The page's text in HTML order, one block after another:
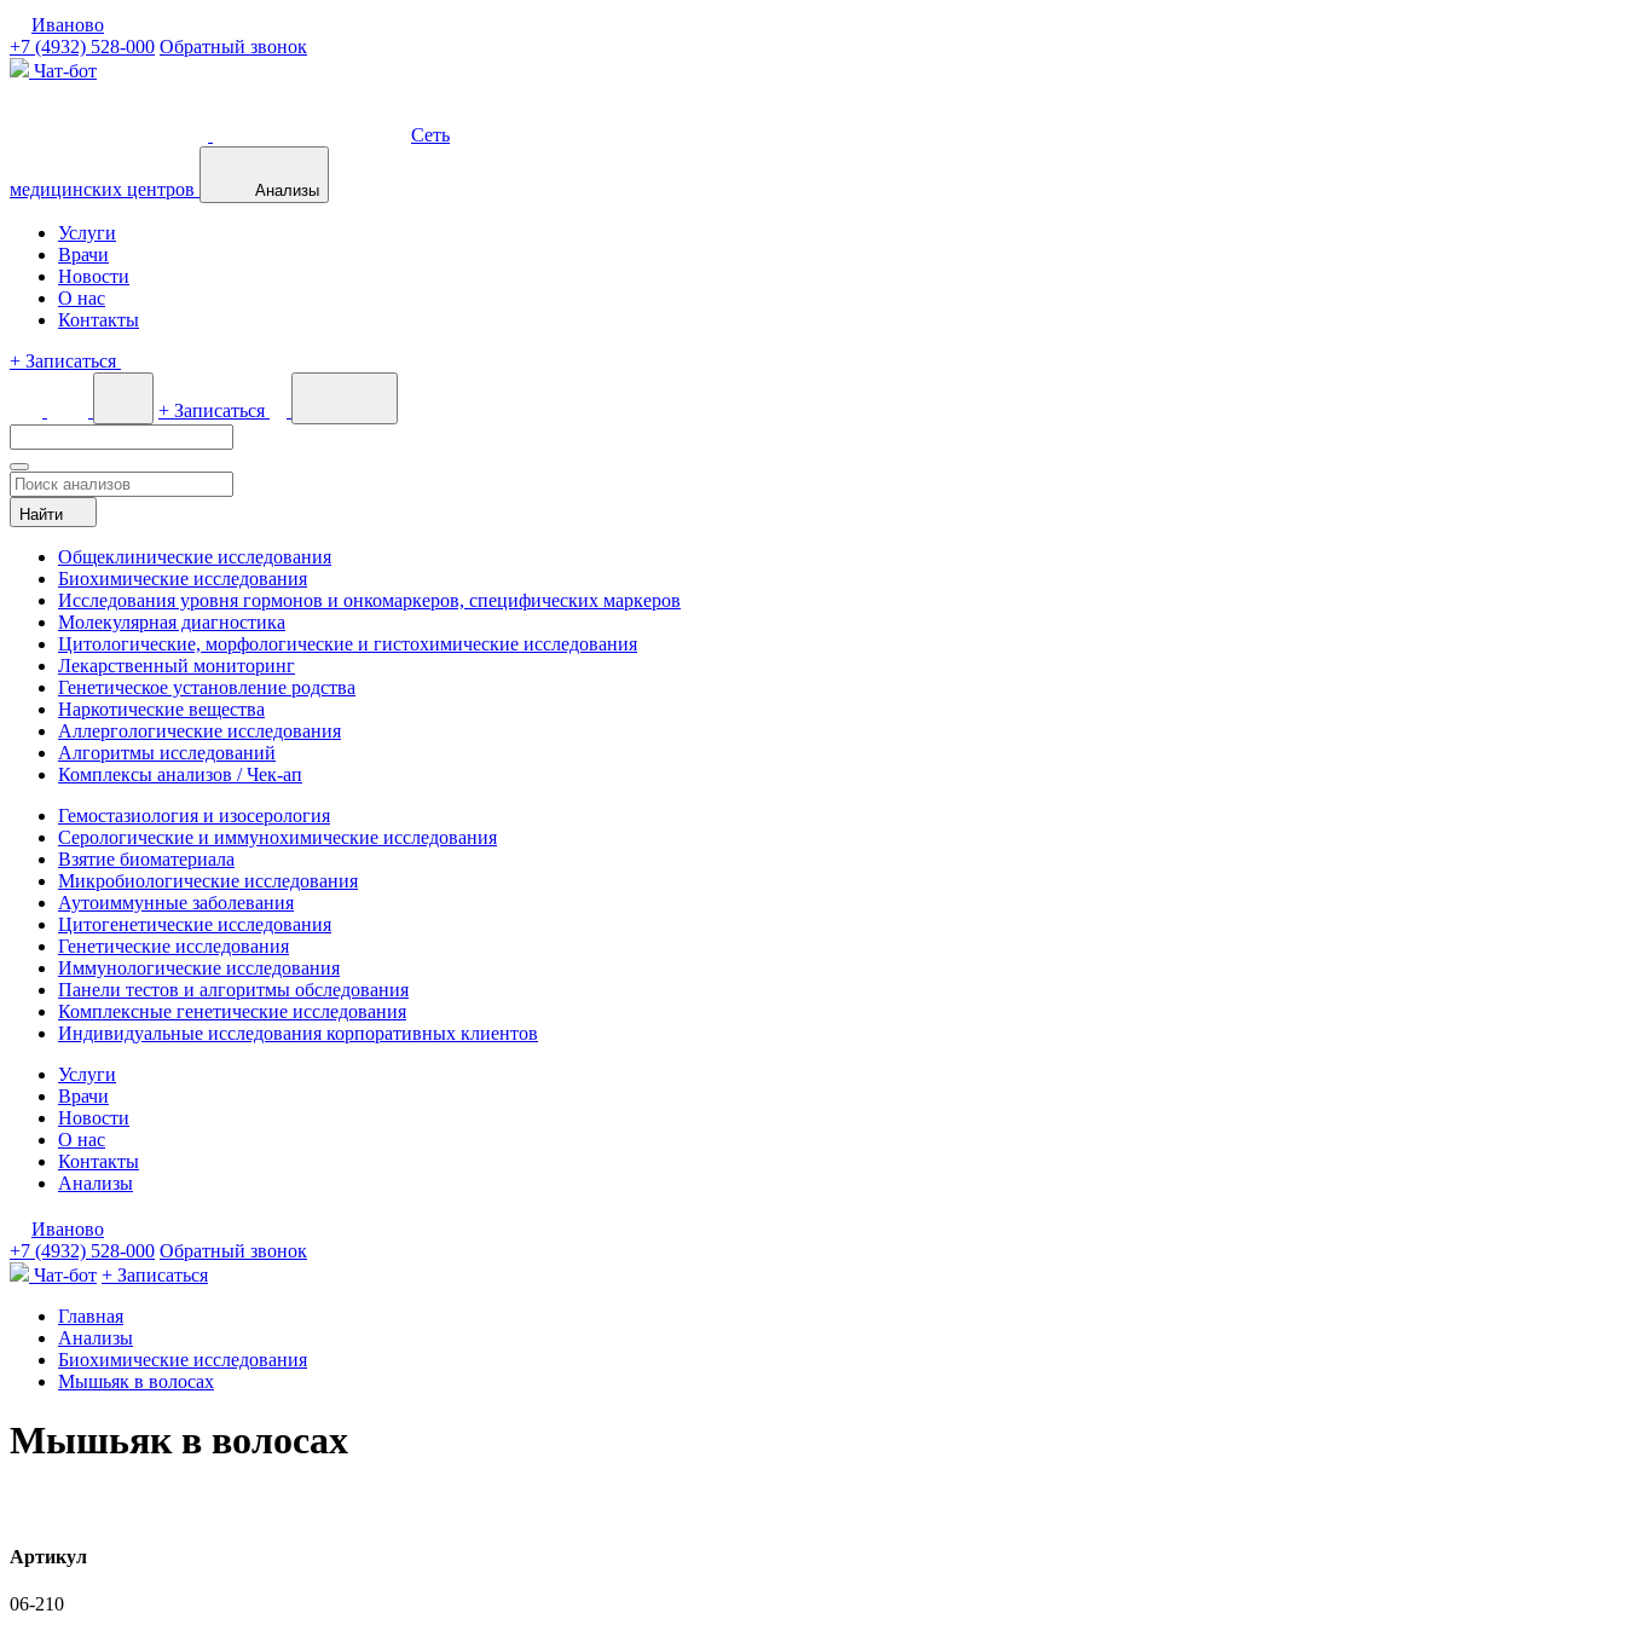
Иваново
+7 (4932) 528-000 Обратный звонок
Чат-бот
Сеть
медицинских центров Анализы
Услуги
Врачи
Новости
О нас
Контакты
+ Записаться
+ Записаться
Найти
Общеклинические исследования
Биохимические исследования
Исследования уровня гормонов и онкомаркеров, специфических маркеров
Молекулярная диагностика
Цитологические, морфологические и гистохимические исследования
Лекарственный мониторинг
Генетическое установление родства
Наркотические вещества
Аллергологические исследования
Алгоритмы исследований
Комплексы анализов / Чек-ап
Гемостазиология и изосерология
Серологические и иммунохимические исследования
Взятие биоматериала
Микробиологические исследования
Аутоиммунные заболевания
Цитогенетические исследования
Генетические исследования
Иммунологические исследования
Панели тестов и алгоритмы обследования
Комплексные генетические исследования
Индивидуальные исследования корпоративных клиентов
Услуги
Врачи
Новости
О нас
Контакты
Анализы
Иваново
+7 (4932) 528-000 Обратный звонок
Чат-бот + Записаться
Главная
Анализы
Биохимические исследования
Мышьяк в волосах
Мышьяк в волосах
Артикул
06-210